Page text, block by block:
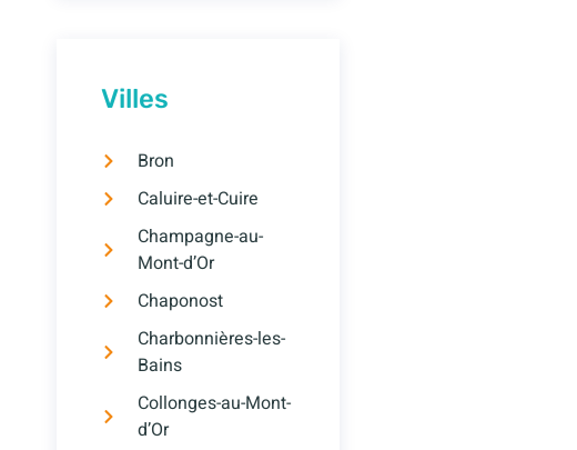
Villes
Bron
Caluire-et-Cuire
Champagne-au-
Mont-d’Or
Chaponost
Charbonnières-les-
Bains
Collonges-au-Mont-
d’Or